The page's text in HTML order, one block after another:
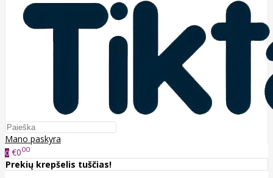
Mano paskyra
0 €000
Prekių krepšelis tuščias!